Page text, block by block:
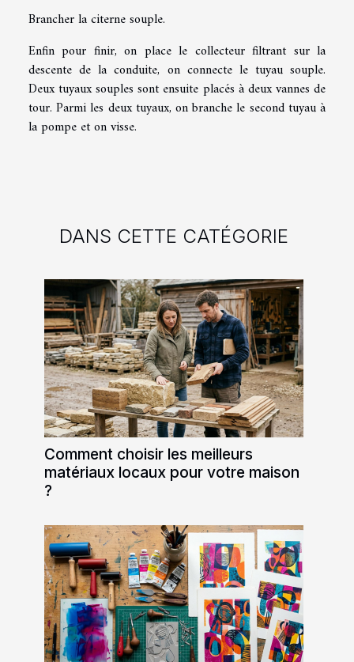
Brancher la citerne souple.
Enfin pour finir, on place le collecteur filtrant sur la
descente de la conduite, on connecte le tuyau souple.
Deux tuyaux souples sont ensuite placés à deux vannes de
tour. Parmi les deux tuyaux, on branche le second tuyau à
la pompe et on visse.
DANS CETTE CATÉGORIE
Comment choisir les meilleurs
matériaux locaux pour votre maison
?